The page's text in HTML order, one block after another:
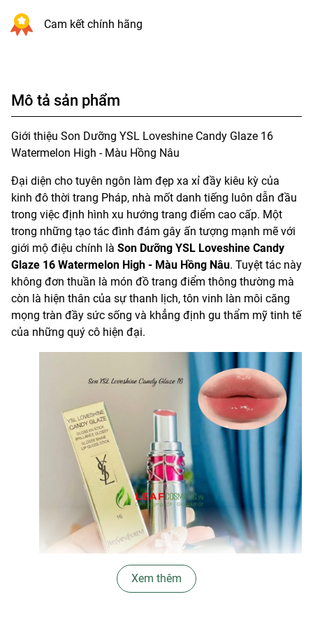
Cam kết chính hãng
Mô tả sản phẩm
Giới thiệu Son Dưỡng YSL Loveshine Candy Glaze 16
Watermelon High - Màu Hồng Nâu
Đại diện cho tuyên ngôn làm đẹp xa xỉ đầy kiêu kỳ của
kinh đô thời trang Pháp, nhà mốt danh tiếng luôn dẫn đầu
trong việc định hình xu hướng trang điểm cao cấp. Một
trong những tạo tác đình đám gây ấn tượng mạnh mẽ với
giới mộ điệu chính là Son Dưỡng YSL Loveshine Candy
Glaze 16 Watermelon High - Màu Hồng Nâu. Tuyệt tác này
không đơn thuần là món đồ trang điểm thông thường mà
còn là hiện thân của sự thanh lịch, tôn vinh làn môi căng
mọng tràn đầy sức sống và khẳng định gu thẩm mỹ tinh tế
của những quý cô hiện đại.
Xem thêm